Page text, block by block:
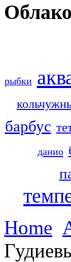
Облако
рыбки
барбус
данио
Home